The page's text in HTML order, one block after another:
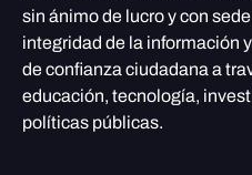
sin ánimo de lucro y con
integridad de la información
de confianza ciudadana a
educación, tecnología,
políticas públicas.